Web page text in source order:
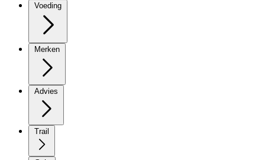
Voeding
Merken
Advies
Trail